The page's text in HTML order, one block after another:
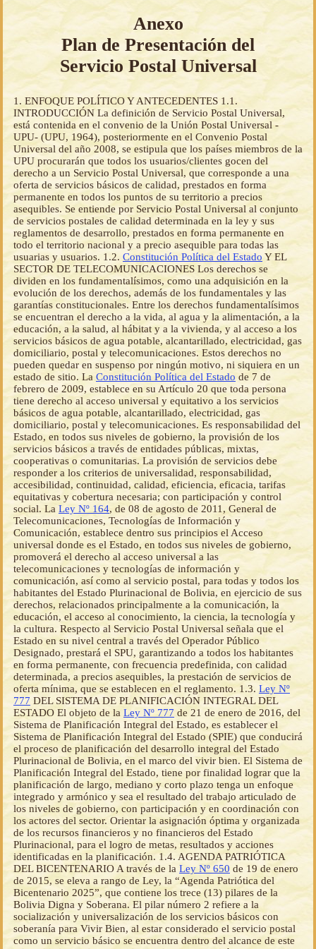
Anexo
Plan de Presentación del
Servicio Postal Universal
1. ENFOQUE POLÍTICO Y ANTECEDENTES 1.1.
INTRODUCCIÓN La definición de Servicio Postal Universal,
está contenida en el convenio de la Unión Postal Universal -
UPU- (UPU, 1964), posteriormente en el Convenio Postal
Universal del año 2008, se estipula que los países miembros de la
UPU procurarán que todos los usuarios/clientes gocen del
derecho a un Servicio Postal Universal, que corresponde a una
oferta de servicios básicos de calidad, prestados en forma
permanente en todos los puntos de su territorio a precios
asequibles. Se entiende por Servicio Postal Universal al conjunto
de servicios postales de calidad determinada en la ley y sus
reglamentos de desarrollo, prestados en forma permanente en
todo el territorio nacional y a precio asequible para todas las
usuarias y usuarios. 1.2. Constitución Política del EstadoY EL
SECTOR DE TELECOMUNICACIONES Los derechos se
dividen en los fundamentalísimos, como una adquisición en la
evolución de los derechos, además de los fundamentales y las
garantías constitucionales. Entre los derechos fundamentalísimos
se encuentran el derecho a la vida, al agua y la alimentación, a la
educación, a la salud, al hábitat y a la vivienda, y al acceso a los
servicios básicos de agua potable, alcantarillado, electricidad, gas
domiciliario, postal y telecomunicaciones. Estos derechos no
pueden quedar en suspenso por ningún motivo, ni siquiera en un
estado de sitio. La Constitución Política del Estado de 7 de
febrero de 2009, establece en su Artículo 20 que toda persona
tiene derecho al acceso universal y equitativo a los servicios
básicos de agua potable, alcantarillado, electricidad, gas
domiciliario, postal y telecomunicaciones. Es responsabilidad del
Estado, en todos sus niveles de gobierno, la provisión de los
servicios básicos a través de entidades públicas, mixtas,
cooperativas o comunitarias. La provisión de servicios debe
responder a los criterios de universalidad, responsabilidad,
accesibilidad, continuidad, calidad, eficiencia, eficacia, tarifas
equitativas y cobertura necesaria; con participación y control
social. La Ley Nº 164, de 08 de agosto de 2011, General de
Telecomunicaciones, Tecnologías de Información y
Comunicación, establece dentro sus principios el Acceso
universal donde es el Estado, en todos sus niveles de gobierno,
promoverá el derecho al acceso universal a las
telecomunicaciones y tecnologías de información y
comunicación, así como al servicio postal, para todas y todos los
habitantes del Estado Plurinacional de Bolivia, en ejercicio de sus
derechos, relacionados principalmente a la comunicación, la
educación, el acceso al conocimiento, la ciencia, la tecnología y
la cultura. Respecto al Servicio Postal Universal señala que el
Estado en su nivel central a través del Operador Público
Designado, prestará el SPU, garantizando a todos los habitantes
en forma permanente, con frecuencia predefinida, con calidad
determinada, a precios asequibles, la prestación de servicios de
oferta mínima, que se establecen en el reglamento. 1.3. Ley Nº
777 DEL SISTEMA DE PLANIFICACIÓN INTEGRAL DEL
ESTADO El objeto de la Ley Nº 777 de 21 de enero de 2016, del
Sistema de Planificación Integral del Estado, es establecer el
Sistema de Planificación Integral del Estado (SPIE) que conducirá
el proceso de planificación del desarrollo integral del Estado
Plurinacional de Bolivia, en el marco del vivir bien. El Sistema de
Planificación Integral del Estado, tiene por finalidad lograr que la
planificación de largo, mediano y corto plazo tenga un enfoque
integrado y armónico y sea el resultado del trabajo articulado de
los niveles de gobierno, con participación y en coordinación con
los actores del sector. Orientar la asignación óptima y organizada
de los recursos financieros y no financieros del Estado
Plurinacional, para el logro de metas, resultados y acciones
identificadas en la planificación. 1.4. AGENDA PATRIÓTICA
DEL BICENTENARIO A través de la Ley Nº 650 de 19 de enero
de 2015, se eleva a rango de Ley, la “Agenda Patriótica del
Bicentenario 2025”, que contiene los trece (13) pilares de la
Bolivia Digna y Soberana. El pilar número 2 refiere a la
socialización y universalización de los servicios básicos con
soberanía para Vivir Bien, al estar considerado el servicio postal
como un servicio básico se encuentra dentro del alcance de este